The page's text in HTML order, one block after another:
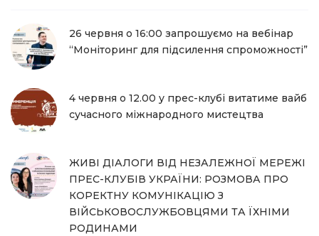
26 червня о 16:00 запрошуємо на вебінар
“Моніторинг для підсилення спроможності”
4 червня о 12.00 у прес-клубі витатиме вайб
сучасного міжнародного мистецтва
ЖИВІ ДІАЛОГИ ВІД НЕЗАЛЕЖНОЇ МЕРЕЖІ
ПРЕС-КЛУБІВ УКРАЇНИ: РОЗМОВА ПРО
КОРЕКТНУ КОМУНІКАЦІЮ З
ВІЙСЬКОВОСЛУЖБОВЦЯМИ ТА ЇХНІМИ
РОДИНАМИ